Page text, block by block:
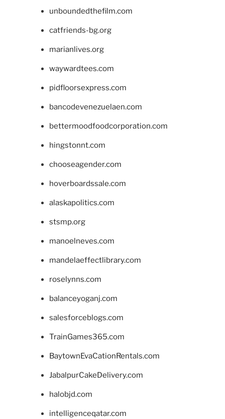
unboundedthefilm.com
catfriends-bg.org
marianlives.org
waywardtees.com
pidfloorsexpress.com
bancodevenezuelaen.com
bettermoodfoodcorporation.com
hingstonnt.com
chooseagender.com
hoverboardssale.com
alaskapolitics.com
stsmp.org
manoelneves.com
mandelaeffectlibrary.com
roselynns.com
balanceyoganj.com
salesforceblogs.com
TrainGames365.com
BaytownEvaCationRentals.com
JabalpurCakeDelivery.com
halobjd.com
intelligenceqatar.com